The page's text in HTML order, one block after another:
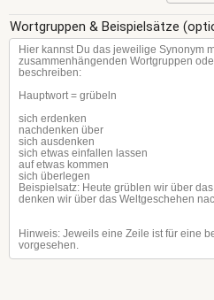
Wortgruppen & Beispielsätze